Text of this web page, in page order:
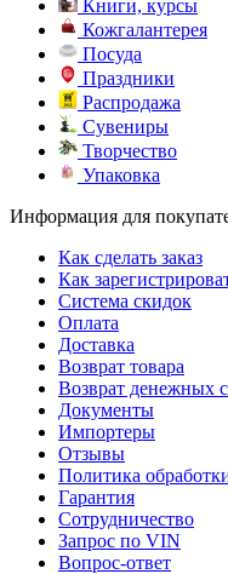
Книги, курсы
Кожгалантерея
Посуда
Праздники
Распродажа
Сувениры
Творчество
Упаковка
Информация для
Как сделать заказ
Как
Система скидок
Оплата
Доставка
Возврат товара
Возврат денежных
Документы
Импортеры
Отзывы
Политика
Гарантия
Сотрудничество
Запрос по VIN
Вопрос-ответ